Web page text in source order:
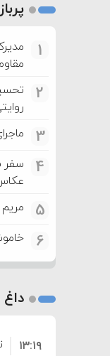
1
2
3
4
5
6
۱۳:۱۹